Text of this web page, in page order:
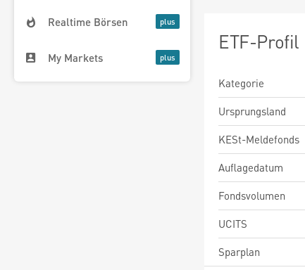
Realtime Börsen
My Markets
ETF-Profil
Kategorie
Ursprungsland
KESt-Meldefonds
Auflagedatum
Fondsvolumen
UCITS
Sparplan